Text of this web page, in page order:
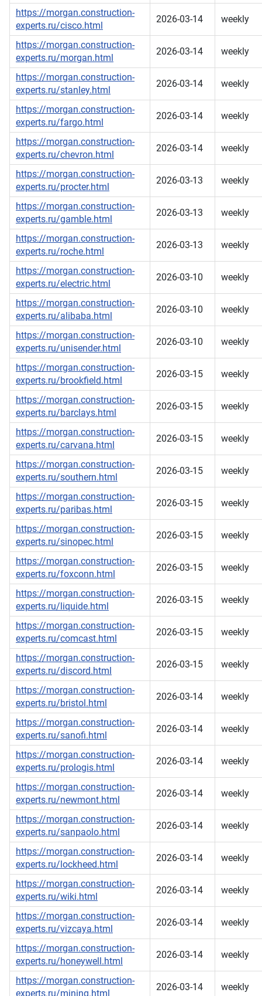
https://morgan.construction-
experts.ru/cisco.html
2026-03-14 weekly
https://morgan.construction-
experts.ru/morgan.html
2026-03-14 weekly
https://morgan.construction-
experts.ru/stanley.html
2026-03-14 weekly
https://morgan.construction-
experts.ru/fargo.html
2026-03-14 weekly
https://morgan.construction-
experts.ru/chevron.html
2026-03-14 weekly
https://morgan.construction-
experts.ru/procter.html
2026-03-13 weekly
https://morgan.construction-
experts.ru/gamble.html
2026-03-13 weekly
https://morgan.construction-
experts.ru/roche.html
2026-03-13 weekly
https://morgan.construction-
experts.ru/electric.html
2026-03-10 weekly
https://morgan.construction-
experts.ru/alibaba.html
2026-03-10 weekly
https://morgan.construction-
experts.ru/unisender.html
2026-03-10 weekly
https://morgan.construction-
experts.ru/brookfield.html
2026-03-15 weekly
https://morgan.construction-
experts.ru/barclays.html
2026-03-15 weekly
https://morgan.construction-
experts.ru/carvana.html
2026-03-15 weekly
https://morgan.construction-
experts.ru/southern.html
2026-03-15 weekly
https://morgan.construction-
experts.ru/paribas.html
2026-03-15 weekly
https://morgan.construction-
experts.ru/sinopec.html
2026-03-15 weekly
https://morgan.construction-
experts.ru/foxconn.html
2026-03-15 weekly
https://morgan.construction-
experts.ru/liquide.html
2026-03-15 weekly
https://morgan.construction-
experts.ru/comcast.html
2026-03-15 weekly
https://morgan.construction-
experts.ru/discord.html
2026-03-15 weekly
https://morgan.construction-
experts.ru/bristol.html
2026-03-14 weekly
https://morgan.construction-
experts.ru/sanofi.html
2026-03-14 weekly
https://morgan.construction-
experts.ru/prologis.html
2026-03-14 weekly
https://morgan.construction-
experts.ru/newmont.html
2026-03-14 weekly
https://morgan.construction-
experts.ru/sanpaolo.html
2026-03-14 weekly
https://morgan.construction-
experts.ru/lockheed.html
2026-03-14 weekly
https://morgan.construction-
experts.ru/wiki.html
2026-03-14 weekly
https://morgan.construction-
experts.ru/vizcaya.html
2026-03-14 weekly
https://morgan.construction-
experts.ru/honeywell.html
2026-03-14 weekly
https://morgan.construction-
experts.ru/mining.html
2026-03-14 weekly